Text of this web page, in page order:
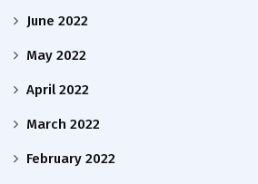
June 2022
May 2022
April 2022
March 2022
February 2022